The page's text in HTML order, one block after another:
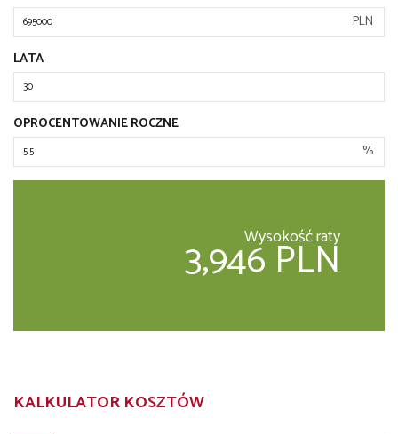
PLN
LATA
OPROCENTOWANIE ROCZNE
%
Wysokość raty
3,946 PLN
KALKULATOR KOSZTÓW